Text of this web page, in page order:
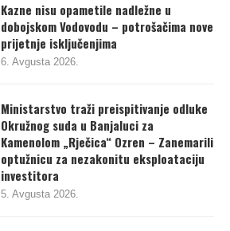
Kazne nisu opametile nadležne u
dobojskom Vodovodu – potrošačima nove
prijetnje isključenjima
6. Avgusta 2026.
Ministarstvo traži preispitivanje odluke
Okružnog suda u Banjaluci za
Kamenolom „Rječica“ Ozren – Zanemarili
optužnicu za nezakonitu eksploataciju
investitora
5. Avgusta 2026.